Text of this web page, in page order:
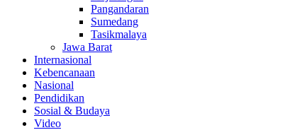
Pangandaran
Sumedang
Tasikmalaya
Jawa Barat
Internasional
Kebencanaan
Nasional
Pendidikan
Sosial & Budaya
Video